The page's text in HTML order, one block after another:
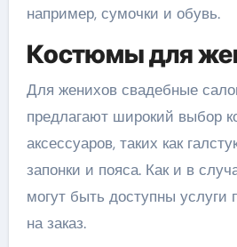
например, сумочки и обувь.
Костюмы для
Для женихов свадебные
предлагают широкий выбор
аксессуаров, таких как
запонки и пояса. Как и в
могут быть доступны
на заказ.